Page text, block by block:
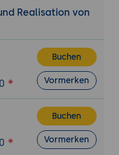
Facilitator vs.
Konflikten,
Stimme
Realisation von
Buchen
Vormerken
Buchen
Vormerken